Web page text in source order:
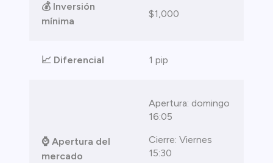
💰 Inversión
mínima
$1,000
📈 Diferencial 1 pip
⌚ Apertura del
mercado
Apertura: domingo
16:05
Cierre: Viernes
15:30